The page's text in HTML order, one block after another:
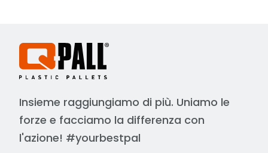
Insieme raggiungiamo di più. Uniamo le
forze e facciamo la differenza con
l'azione! #yourbestpal